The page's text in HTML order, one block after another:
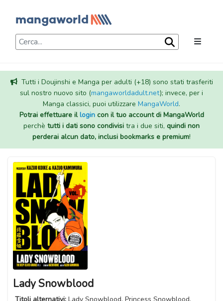
Tutti i Doujinshi e Manga per adulti (+18) sono stati trasferiti
sul nostro nuovo sito (mangaworldadult.net); invece, per i
Manga classici, puoi utilizzare MangaWorld.
Potrai effettuare illogincon il tuo account di MangaWorld
perchè tutti i dati sono condivisi tra i due siti, quindi non
perderai alcun dato, inclusi bookmarks e premium!
Lady Snowblood